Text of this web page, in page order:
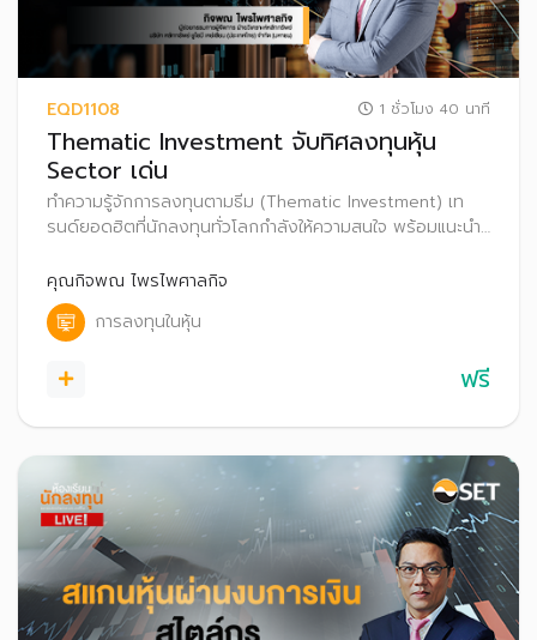
EQD1108 1 ชั่วโมง 40 นาที
Thematic Investment จับทิศลงทุนหุ้น
Sector เด่น
ทำความรู้จักการลงทุนตามธีม (Thematic Investment) เท
รนด์ยอดฮิตที่นักลงทุนทั่วโลกกำลังให้ความสนใจ พร้อมแนะนำ
เพิ่มโอกาสสร้างผลตอบแทนที่ดีในระยะยาว
คุณกิจพณ ไพรไพศาลกิจ
การลงทุนในหุ้น
ฟรี